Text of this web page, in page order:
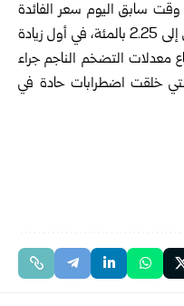
وقت سابق اليوم سعر الفائدة
الأساسي بمقدار ربع نقطة مئوية ليصل إلى 2.25 بالمئة، في أول زيادة
ارتفاع معدلات التضخم الناجم جراء
خلقت اضطرابات حادة في